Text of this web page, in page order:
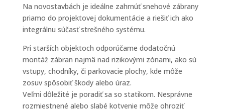
Na novostavbách je ideálne zahrnúť snehové zábrany
priamo do projektovej dokumentácie a riešiť ich ako
integrálnu súčasť strešného systému.
Pri starších objektoch odporúčame dodatočnú
montáž zábran najmä nad rizikovými zónami, ako sú
vstupy, chodníky, či parkovacie plochy, kde môže
zosuv spôsobiť škody alebo úraz.
Veľmi dôležité je poradiť sa so statikom. Nesprávne
rozmiestnené alebo slabé kotvenie môže ohroziť